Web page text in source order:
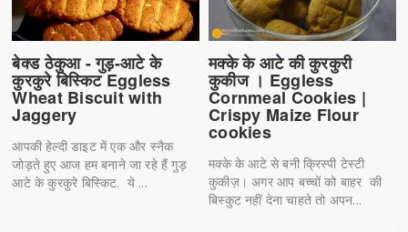
बेक्ड ठेकुआ - गुड़-आटे के
कुरकुरे बिस्किट Eggless
Wheat Biscuit with
Jaggery
आपकी हेल्दी डाइट में एक और स्नैक
जोड़ते हुए आज हम बनाने जा रहे हैं गुड़
आटे के कुरकुरे बिस्किट. ये ...
मक्के के आटे की कुरकुरी
कुकीज । Eggless
Cornmeal Cookies |
Crispy Maize Flour
cookies
मक्के के आटे से बनी क्रिस्पी टेस्टी
कुकीज़। अगर आप बच्चों को बाहर की
बिस्कुट नहीं देना चाहते तो अपन...